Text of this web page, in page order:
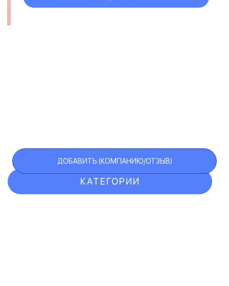
КАТЕГОРИИ
ДОБАВИТЬ (КОМПАНИЮ/ОТЗЫВ)